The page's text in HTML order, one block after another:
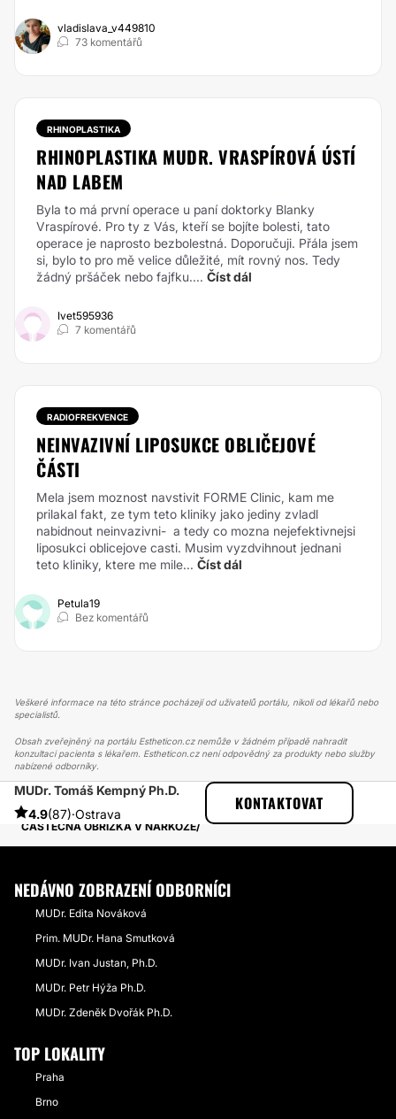
vladislava_v449810
73 komentářů
RHINOPLASTIKA
RHINOPLASTIKA MUDR. VRASPÍROVÁ ÚSTÍ
NAD LABEM
Byla to má první operace u paní doktorky Blanky
Vraspírové. Pro ty z Vás, kteří se bojíte bolesti, tato
operace je naprosto bezbolestná. Doporučuji. Přála jsem
si, bylo to pro mě velice důležité, mít rovný nos. Tedy
žádný pršáček nebo fajfku.... Číst dál
Ivet595936
7 komentářů
RADIOFREKVENCE
NEINVAZIVNÍ LIPOSUKCE OBLIČEJOVÉ
ČÁSTI
Mela jsem moznost navstivit FORME Clinic, kam me
prilakal fakt, ze tym teto kliniky jako jediny zvladl
nabidnout neinvazivni- a tedy co mozna nejefektivnejsi
liposukci oblicejove casti. Musim vyzdvihnout jednani
teto kliniky, ktere me mile... Číst dál
Petula19
Bez komentářů
Veškeré informace na této stránce pocházejí od uživatelů portálu, nikoli od lékařů nebo
specialistů.
Obsah zveřejněný na portálu Estheticon.cz nemůže v žádném případě nahradit
konzultaci pacienta s lékařem. Estheticon.cz není odpovědný za produkty nebo služby
nabízené odborníky.
MUDr. Tomáš Kempný Ph.D.
4.9(87)·Ostrava
KONTAKTOVAT
ESTHETICON
PŘÍBĚHY
PŘÍBĚHY TÝKAJÍCÍ SE ZÁKROKU OBŘÍZKA
ČÁSTEČNÁ OBŘÍZKA V NARKÓZE
NEDÁVNO ZOBRAZENÍ ODBORNÍCI
MUDr. Edita Nováková
Prim. MUDr. Hana Smutková
MUDr. Ivan Justan, Ph.D.
MUDr. Petr Hýža Ph.D.
MUDr. Zdeněk Dvořák Ph.D.
TOP LOKALITY
Praha
Brno